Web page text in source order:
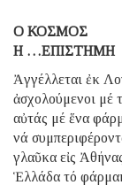
O ΚΟΣΜΟΣ
Η …ΕΠΙΣΤΗΜΗ
Ἀγγέλλεται ἐκ
ἀσχολούμενοι μέ
αὐτάς μέ ἕνα
νά
γλαῦκα εἰς
Ἑλλάδα τό